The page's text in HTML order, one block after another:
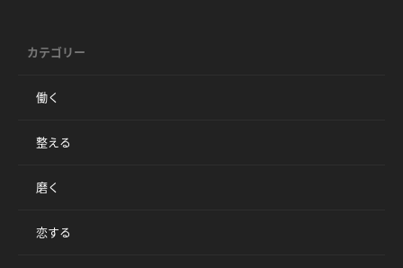
カテゴリー
働く
整える
磨く
恋する